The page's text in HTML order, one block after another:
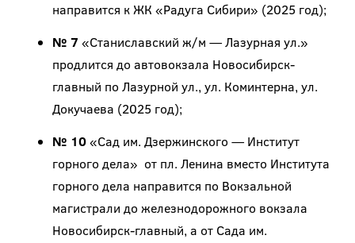
направится к ЖК «Радуга Сибири» (2025 год);
№ 7 «Станиславский ж/м — Лазурная ул.»
продлится до автовокзала Новосибирск-
главный по Лазурной ул., ул. Коминтерна, ул.
Докучаева (2025 год);
№ 10«Сад им. Дзержинского — Институт
горного дела» от пл. Ленина вместо Института
горного дела направится по Вокзальной
магистрали до железнодорожного вокзала
Новосибирск-главный, а от Сада им.